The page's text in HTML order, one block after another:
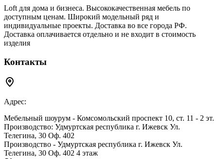
Loft для дома и бизнеса. Высококачественная мебель по
доступным ценам. Широкий модельный ряд и
индивидуальные проекты. Доставка во все города РФ.
Доставка оплачивается отдельно и не входит в стоимость
изделия
Контакты
Адрес:
Мебельный шоурум - Комсомольский проспект 10, ст. 11 - 2 эт.
Производство: Удмуртская республика г. Ижевск Ул.
Телегина, 30 Оф. 402
Производство - Удмуртская республика г. Ижевск Ул.
Телегина, 30 Оф. 402 4 этаж